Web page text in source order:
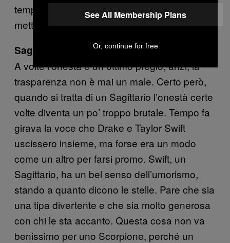
temperamento. Non è proprio il caso di
mettere benzina sul fuoco.
Sagittario
A volte l’onestà è un ottimo pregio, anzi, la
trasparenza non è mai un male. Certo però,
quando si tratta di un Sagittario l’onestà certe
volte diventa un po’ troppo brutale. Tempo fa
girava la voce che Drake e Taylor Swift
uscissero insieme, ma forse era un modo
come un altro per farsi promo. Swift, un
Sagittario, ha un bel senso dell’umorismo,
stando a quanto dicono le stelle. Pare che sia
una tipa divertente e che sia molto generosa
con chi le sta accanto. Questa cosa non va
benissimo per uno Scorpione, perché un
See All Membership Plans
Or, continue for free